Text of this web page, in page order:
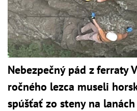
Nebezpečný pád z ferraty
ročného lezca museli
spúšťať zo steny na lanách